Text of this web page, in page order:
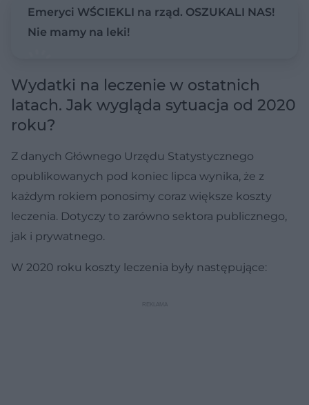
Emeryci WŚCIEKLI na rząd. OSZUKALI NAS!
Nie mamy na leki!
Wydatki na leczenie w ostatnich
latach. Jak wygląda sytuacja od 2020
roku?
Z danych Głównego Urzędu Statystycznego
opublikowanych pod koniec lipca wynika, że z
każdym rokiem ponosimy coraz większe koszty
leczenia. Dotyczy to zarówno sektora publicznego,
jak i prywatnego.
W 2020 roku koszty leczenia były następujące: